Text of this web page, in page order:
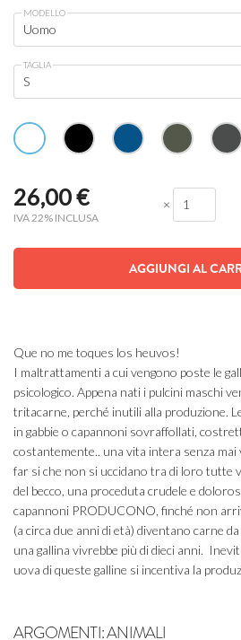
MODELLO
TAGLIA
26,00€
IVA 22% INCLUSA
×
AGGIUNGI AL
Que no me toques los heuvos!
I maltrattamenti a cui vengono poste le
psicologico. Appena nati i pulcini maschi
tritacarne, perché inutili alla produzione.
in gabbie o capannoni sovraffollati,
costantemente.. una vita intera senza mai
far si che non si uccidano tra di loro tutte
del becco, una proceduta crudele e
capannoni PRODUCONO, finché non
(a circa due anni di età) diventano carne
una gallina vivrebbe più di dieci anni.
uova di queste galline si incentiva la
ARGOMENTI:ANIMALI